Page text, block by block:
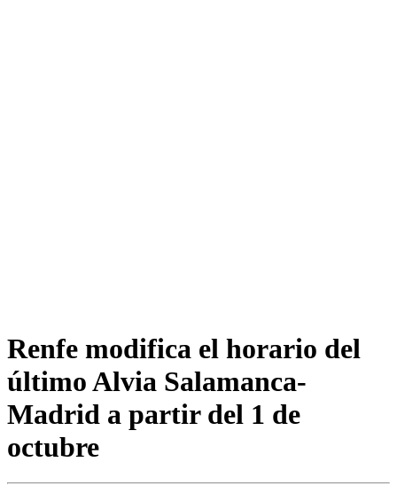
Renfe modifica el horario del
último Alvia Salamanca-
Madrid a partir del 1 de
octubre